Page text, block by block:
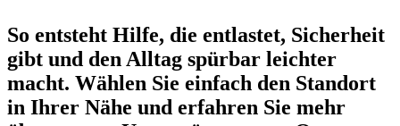
So entsteht Hilfe, die entlastet, Sicherheit
gibt und den Alltag spürbar leichter
macht. Wählen Sie einfach den Standort
in Ihrer Nähe und erfahren Sie mehr